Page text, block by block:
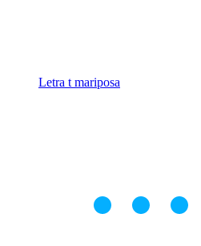
Letra t mariposa